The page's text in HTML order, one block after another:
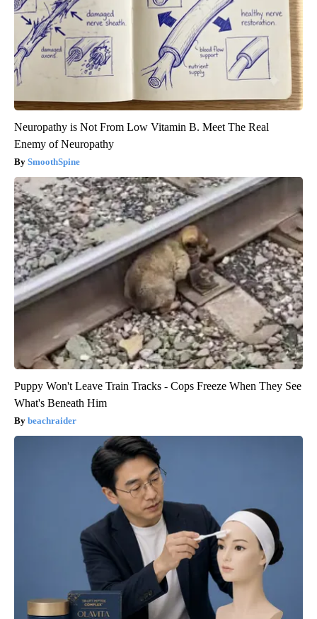
Neuropathy is Not From Low Vitamin B. Meet The Real
Enemy of Neuropathy
SmoothSpine
Puppy Won't Leave Train Tracks - Cops Freeze When They See
What's Beneath Him
beachraider